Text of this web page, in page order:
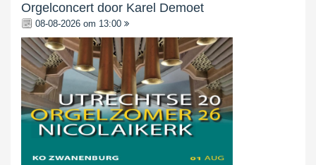
Orgelconcert door Karel Demoet
08-08-2026 om 13:00